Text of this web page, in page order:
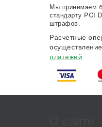
Мы принимаем
стандарту PCI
штрафов.
Расчетные
платежей